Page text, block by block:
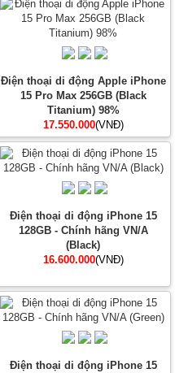
Điện thoại di động Apple iPhone
15 Pro Max 256GB (Black
Titanium) 98%
17.550.000(VNĐ)
Điện thoại di động iPhone 15
128GB - Chính hãng VN/A
(Black)
16.600.000(VNĐ)
Điện thoại di động iPhone 15